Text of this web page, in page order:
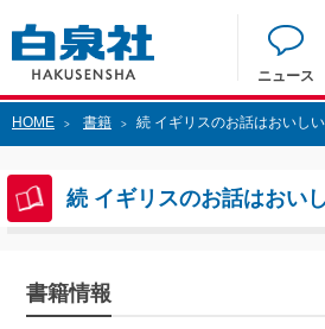
ニュース
HOME > 書籍 > 続 イギリスのお話はおいし
続 イギリスのお話はおい
書籍情報